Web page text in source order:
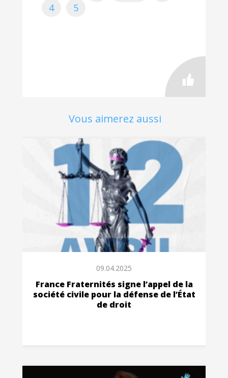
4
5
Vous aimerez aussi
09.04.2025
France Fraternités signe l’appel de la
société civile pour la défense de l’État
de droit